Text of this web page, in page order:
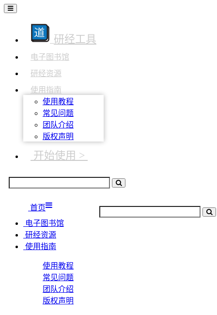
研经工具
电子图书馆
研经资源
使用指南
使用教程
常见问题
团队介绍
版权声明
开始使用 >
首页
电子图书馆
研经资源
使用指南
使用教程
常见问题
团队介绍
版权声明